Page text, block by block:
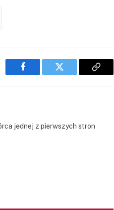
Facebook Twitter
Copy
jednej z pierwszych stron